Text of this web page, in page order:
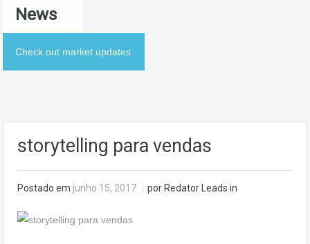
News
Check out market updates
storytelling para vendas
Postado em junho 15, 2017 por Redator Leads in